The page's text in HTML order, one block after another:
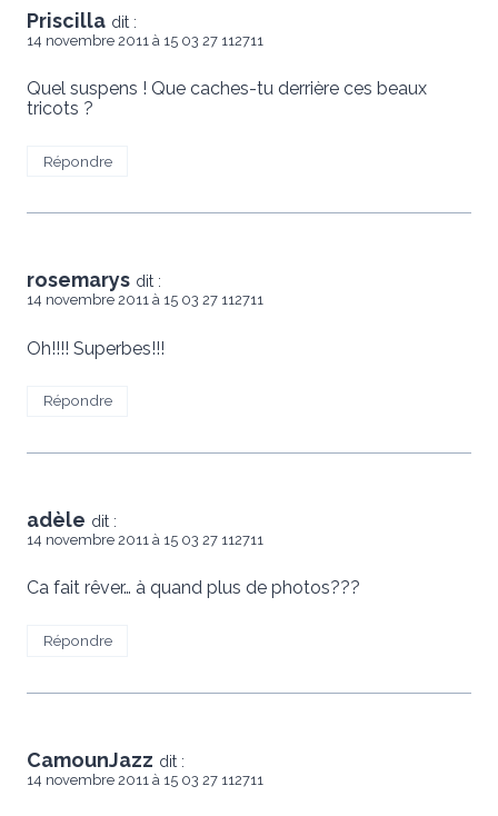
Priscilla dit :
14 novembre 2011 à 15 03 27 112711
Quel suspens ! Que caches-tu derrière ces beaux
tricots ?
Répondre
rosemarys dit :
14 novembre 2011 à 15 03 27 112711
Oh!!!! Superbes!!!
Répondre
adèle dit :
14 novembre 2011 à 15 03 27 112711
Ca fait rêver… à quand plus de photos???
Répondre
CamounJazz dit :
14 novembre 2011 à 15 03 27 112711